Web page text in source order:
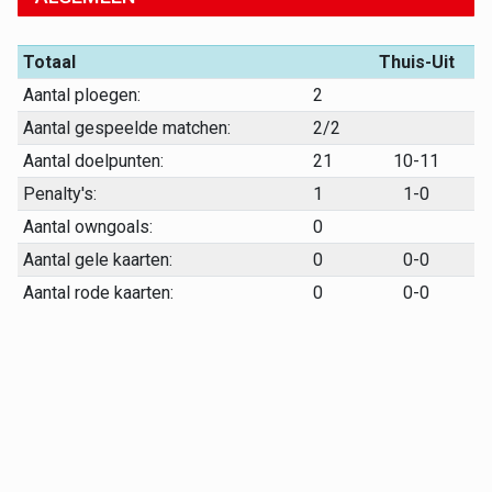
Totaal
Thuis-Uit
Aantal ploegen:
2
Aantal gespeelde matchen:
2/2
Aantal doelpunten:
21
10-11
Penalty's:
1
1-0
Aantal owngoals:
0
Aantal gele kaarten:
0
0-0
Aantal rode kaarten:
0 0-0